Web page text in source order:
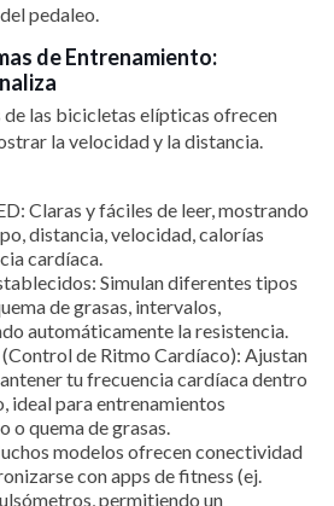
pedaleo.
de Entrenamiento:
de las bicicletas elípticas ofrecen
la velocidad y la distancia.
Claras y fáciles de leer, mostrando
distancia, velocidad, calorías
cardíaca.
Simulan diferentes tipos
de grasas, intervalos,
automáticamente la resistencia.
de Ritmo Cardíaco): Ajustan
tu frecuencia cardíaca dentro
ideal para entrenamientos
o quema de grasas.
modelos ofrecen conectividad
con apps de fitness (ej.
permitiendo un